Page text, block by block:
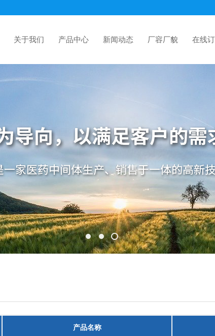
关于我们 产品中心 新闻动态 厂容厂貌 在线
产品名称